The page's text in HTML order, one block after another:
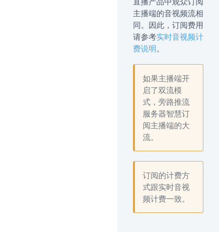
主播端的音视频流相
同。因此，订阅费用
请参考实时音视频计
费说明。
如果主播端开
启了双流模
式，旁路推流
服务器智慧订
阅主播端的大
流。
订阅的计费方
式跟实时音视
频计费一致。